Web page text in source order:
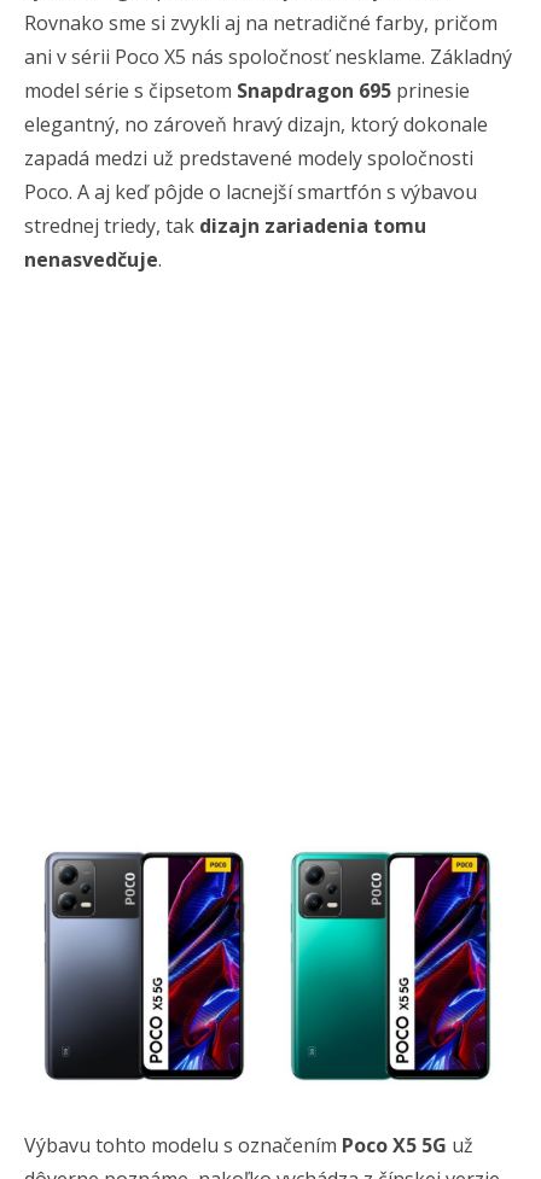
Rovnako sme si zvykli aj na netradičné farby, pričom
ani v sérii Poco X5 nás spoločnosť nesklame. Základný
model série s čipsetom Snapdragon 695 prinesie
elegantný, no zároveň hravý dizajn, ktorý dokonale
zapadá medzi už predstavené modely spoločnosti
Poco. A aj keď pôjde o lacnejší smartfón s výbavou
strednej triedy, tak dizajn zariadenia tomu
nenasvedčuje.
Výbavu tohto modelu s označením Poco X5 5G už